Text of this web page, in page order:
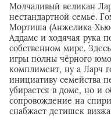
Молчаливый великан
нестандартной семье.
Мортиша (Анжелика
Аддамс и ходячая рука
собственном мире.
игры полны чёрного
комплимент, ну а Ларч
инициативу семейства
убирается в доме, но и
сопровождение на
снабжает детишек